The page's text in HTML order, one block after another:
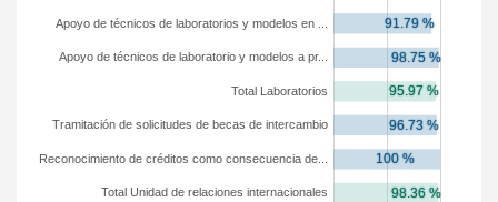
Total Unidad de relaciones internacionales
Reconocimiento de créditos como consecuencia de...
Tramitación de solicitudes de becas de intercambio
Total Laboratorios
Apoyo de técnicos de laboratorio y modelos a pr...
Apoyo de técnicos de laboratorios y modelos en ...